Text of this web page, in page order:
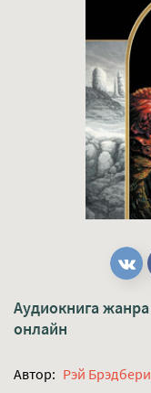
Аудиокнига жанра
онлайн
Автор: Рэй Брэдбери